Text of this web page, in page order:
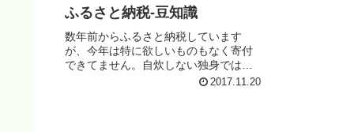
ふるさと納税-豆知識
数年前からふるさと納税しています
が、今年は特に欲しいものもなく寄付
できてません。自炊しない独身では食
2017.11.20